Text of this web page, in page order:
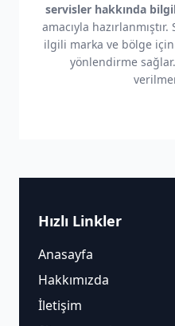
servisler hakkında
amacıyla
ilgili marka ve bölge için
yönlendirme
Hızlı Linkler
Anasayfa
Hakkımızda
İletişim